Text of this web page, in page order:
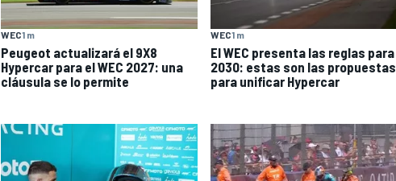
WEC1 m
Peugeot actualizará el 9X8
Hypercar para el WEC 2027: una
cláusula se lo permite
WEC1 m
El WEC presenta las reglas para
2030: estas son las propuestas
para unificar Hypercar